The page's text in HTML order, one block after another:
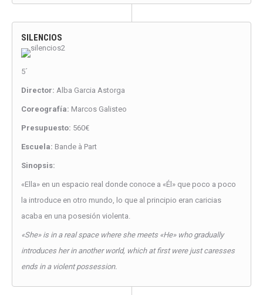
SILENCIOS
5´
Director: Alba Garcia Astorga
Coreografía: Marcos Galisteo
Presupuesto: 560€
Escuela: Bande à Part
Sinopsis:
«Ella» en un espacio real donde conoce a «Él» que poco a poco
la introduce en otro mundo, lo que al principio eran caricias
acaba en una posesión violenta.
«She» is in a real space where she meets «He» who gradually
introduces her in another world, which at first were just caresses
ends in a violent possession.